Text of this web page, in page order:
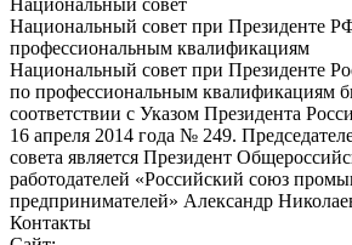
Национальный совет
Национальный совет при Президенте
профессиональным квалификациям
Национальный совет при Президенте
по профессиональным квалификациям
соответствии с Указом Президента
16 апреля 2014 года № 249.
совета является Президент
работодателей «Российский союз
предпринимателей» Александр
Контакты